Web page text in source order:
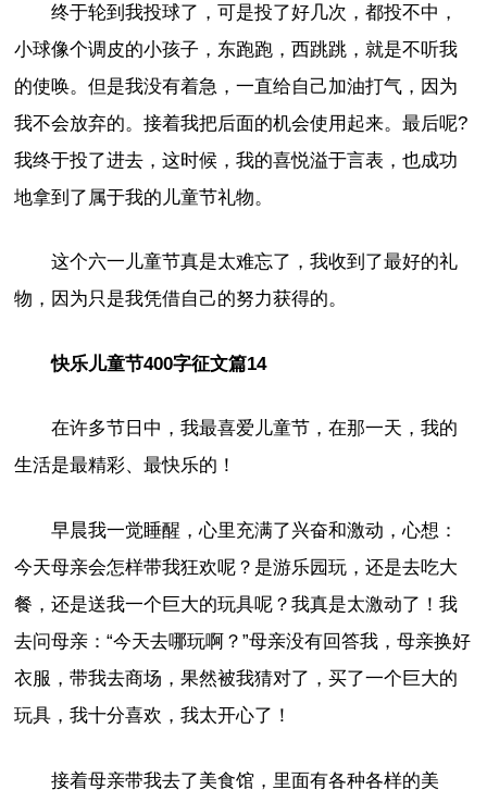
终于轮到我投球了，可是投了好几次，都投不中，
小球像个调皮的小孩子，东跑跑，西跳跳，就是不听我
的使唤。但是我没有着急，一直给自己加油打气，因为
我不会放弃的。接着我把后面的机会使用起来。最后呢?
我终于投了进去，这时候，我的喜悦溢于言表，也成功
地拿到了属于我的儿童节礼物。
这个六一儿童节真是太难忘了，我收到了最好的礼
物，因为只是我凭借自己的努力获得的。
快乐儿童节400字征文篇14
在许多节日中，我最喜爱儿童节，在那一天，我的
生活是最精彩、最快乐的！
早晨我一觉睡醒，心里充满了兴奋和激动，心想：
今天母亲会怎样带我狂欢呢？是游乐园玩，还是去吃大
餐，还是送我一个巨大的玩具呢？我真是太激动了！我
去问母亲：“今天去哪玩啊？”母亲没有回答我，母亲换好
衣服，带我去商场，果然被我猜对了，买了一个巨大的
玩具，我十分喜欢，我太开心了！
接着母亲带我去了美食馆，里面有各种各样的美